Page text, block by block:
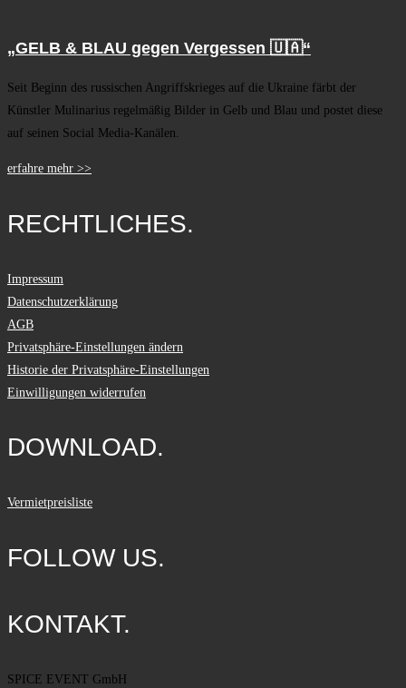
„GELB & BLAU gegen Vergessen 🇺🇦“
Seit Beginn des russischen Angriffskrieges auf die Ukraine färbt der
Künstler Mulinarius regelmäßig Bilder in Gelb und Blau und postet diese
auf seinen Social Media-Kanälen.
erfahre mehr >>
RECHTLICHES.
Impressum
Datenschutzerklärung
AGB
Privatsphäre-Einstellungen ändern
Historie der Privatsphäre-Einstellungen
Einwilligungen widerrufen
DOWNLOAD.
Vermietpreisliste
FOLLOW US.
KONTAKT.
SPICE EVENT GmbH